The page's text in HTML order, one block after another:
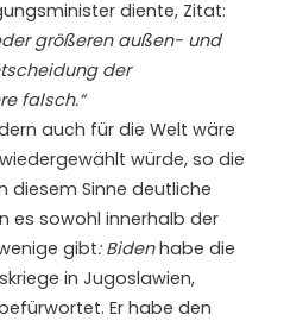
diente, Zitat:
größeren außen- und
der
falsch.“
auch für die Welt wäre
würde, so die
diesem Sinne deutliche
es sowohl innerhalb der
gibt: Bidenhabe die
in Jugoslawien,
Er habe den